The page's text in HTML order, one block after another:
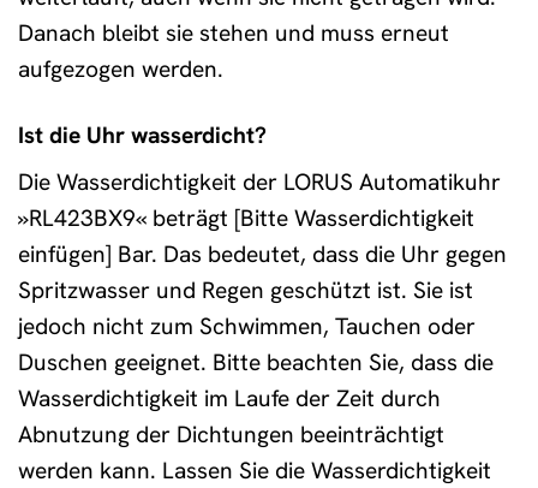
Danach bleibt sie stehen und muss erneut
aufgezogen werden.
Ist die Uhr wasserdicht?
Die Wasserdichtigkeit der LORUS Automatikuhr
»RL423BX9« beträgt [Bitte Wasserdichtigkeit
einfügen] Bar. Das bedeutet, dass die Uhr gegen
Spritzwasser und Regen geschützt ist. Sie ist
jedoch nicht zum Schwimmen, Tauchen oder
Duschen geeignet. Bitte beachten Sie, dass die
Wasserdichtigkeit im Laufe der Zeit durch
Abnutzung der Dichtungen beeinträchtigt
werden kann. Lassen Sie die Wasserdichtigkeit